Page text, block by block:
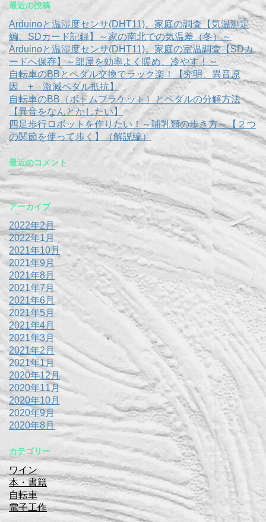
最近の投稿
Arduinoと温湿度センサ(DHT11)。家庭の調査【気温測定
編、SDカード記録】～家の南北での気温差（冬）～
Arduinoと温湿度センサ(DHT11)。家庭の室温調査【SDカ
ードへ保存】～部屋を効率よく暖め、冷やす！～
自転車のBBとペダル交換でラック楽！【究明、異音原
因 + 激減ペダル抵抗】
自転車のBB（ボトムブラケット）とペダルの分解方法
【異音をなんとかしたい】
四足歩行ロボットを作りたい！～哺乳類の歩き方～【２つ
の関節を使って歩く】（解説編）
最近のコメント
アーカイブ
2022年2月
2022年1月
2021年10月
2021年9月
2021年8月
2021年7月
2021年6月
2021年5月
2021年4月
2021年3月
2021年2月
2021年1月
2020年12月
2020年11月
2020年10月
2020年9月
2020年8月
カテゴリー
ワイン
本・書籍
自転車
電子工作